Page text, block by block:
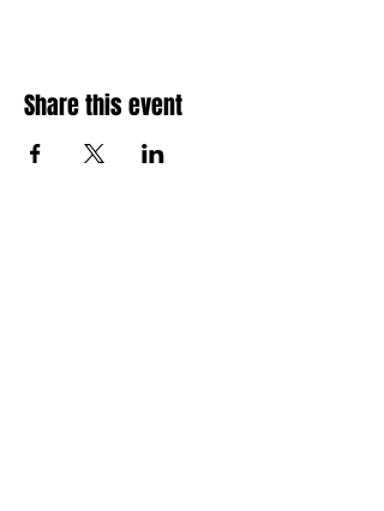
Share this event